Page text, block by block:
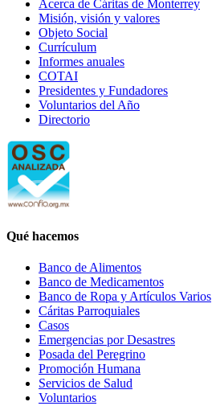
Acerca de Cáritas de Monterrey
Misión, visión y valores
Objeto Social
Currículum
Informes anuales
COTAI
Presidentes y Fundadores
Voluntarios del Año
Directorio
Qué hacemos
Banco de Alimentos
Banco de Medicamentos
Banco de Ropa y Artículos Varios
Cáritas Parroquiales
Casos
Emergencias por Desastres
Posada del Peregrino
Promoción Humana
Servicios de Salud
Voluntarios